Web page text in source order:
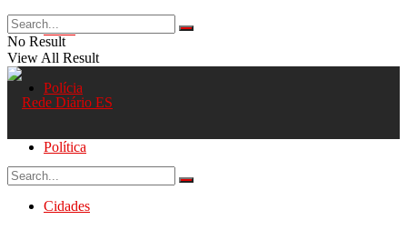
Geral
Polícia
Política
Cidades
No Result
View All Result